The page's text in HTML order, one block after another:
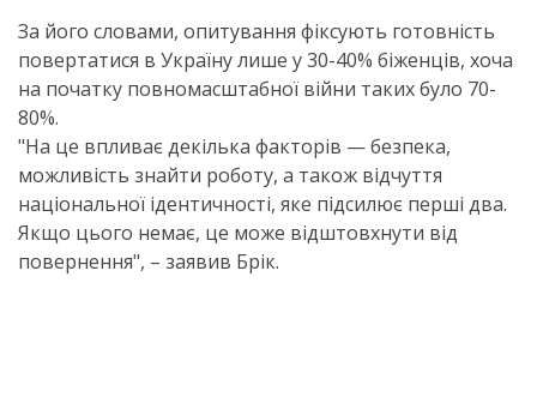
За його словами, опитування фіксують готовність
повертатися в Україну лише у 30-40% біженців, хоча
на початку повномасштабної війни таких було 70-
80%.
"На це впливає декілька факторів — безпека,
можливість знайти роботу, а також відчуття
національної ідентичності, яке підсилює перші два.
Якщо цього немає, це може відштовхнути від
повернення", – заявив Брік.